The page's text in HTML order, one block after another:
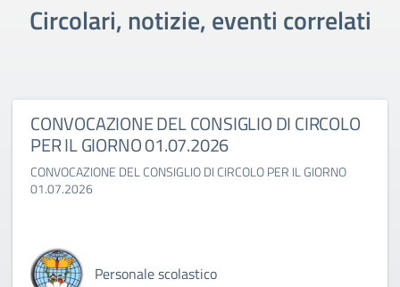
Circolari, notizie, eventi correlati
CONVOCAZIONE DEL CONSIGLIO DI CIRCOLO
PER IL GIORNO 01.07.2026
CONVOCAZIONE DEL CONSIGLIO DI CIRCOLO PER IL GIORNO
01.07.2026
Personale scolastico